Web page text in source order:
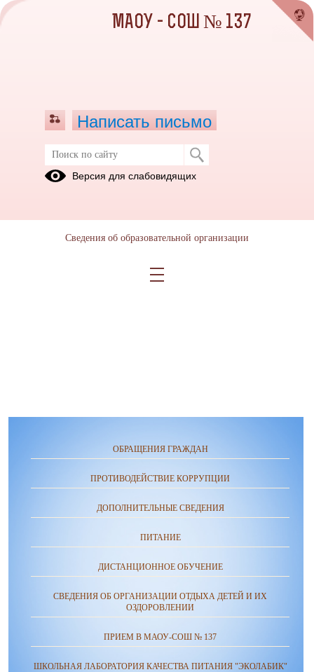
Новости смены 2025
Открытие смены
ОБРАЩЕНИЯ ГРАЖДАН
ПРОТИВОДЕЙСТВИЕ КОРРУПЦИИ
ДОПОЛНИТЕЛЬНЫЕ СВЕДЕНИЯ
ПИТАНИЕ
ДИСТАНЦИОННОЕ ОБУЧЕНИЕ
СВЕДЕНИЯ ОБ ОРГАНИЗАЦИИ ОТДЫХА ДЕТЕЙ И ИХ
ОЗДОРОВЛЕНИИ
ПРИЕМ В МАОУ-СОШ № 137
ШКОЛЬНАЯ ЛАБОРАТОРИЯ КАЧЕСТВА ПИТАНИЯ "ЭКОЛАБИК"
МАОУ - СОШ № 137
Написать письмо
Версия для слабовидящих
Сведения об образовательной организации